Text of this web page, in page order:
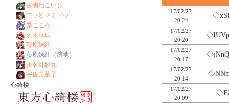
17/02/27
20:24
17/02/27
20:20
17/02/27
20:17
◇jNnQ
17/02/27
20:14
17/02/27
20:09
古明地こいし
二ッ岩マミゾウ
秦こころ
茨木華扇
藤原妹紅
藤原妹紅（跡地）
少名針妙丸
宇佐美菫子
心綺楼